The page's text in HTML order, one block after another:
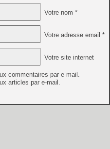
Votre nom *
Votre adresse email *
Votre site internet
commentaires par e-mail.
articles par e-mail.